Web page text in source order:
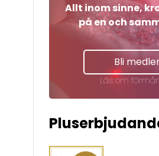
Allt inom sinne,
på en och
Bli
Läs om